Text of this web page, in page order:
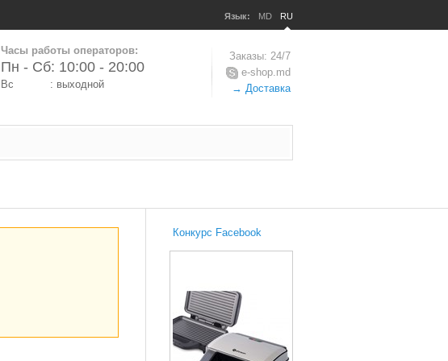
Язык: MD RU
Часы работы операторов:
Пн - Сб: 10:00 - 20:00
Вс : выходной
Заказы: 24/7
e-shop.md
→ Доставка
Конкурс Facebook